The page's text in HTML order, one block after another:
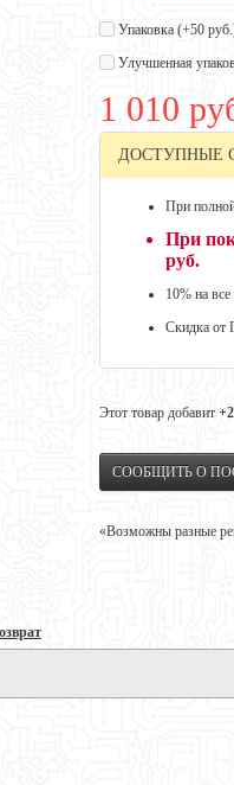
Упаковка (+50 руб.
Улучшенная
1 010
ДОСТУПНЫЕ
При
При
руб.
10% на
Скидка от
Этот товар добавит
СООБЩИТЬ О
«Возможны разные